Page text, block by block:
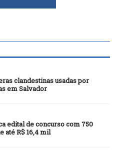
clandestinas usadas por
em Salvador
edital de concurso com 750
até R$ 16,4 mil